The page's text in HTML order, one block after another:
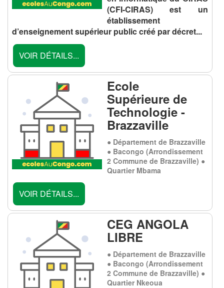
(CFI-CIRAS) est un
établissement
d’enseignement supérieur public créé par décret...
VOIR DÉTAILS...
Ecole
Supérieure de
Technologie -
Brazzaville
● Département de Brazzaville
● Bacongo (Arrondissement
2 Commune de Brazzaville) ●
Quartier Mbama
VOIR DÉTAILS...
CEG ANGOLA
LIBRE
● Département de Brazzaville
● Bacongo (Arrondissement
2 Commune de Brazzaville) ●
Quartier Nkeoua